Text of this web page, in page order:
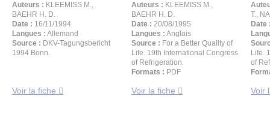
Auteurs : KLEEMISS M.,
BAEHR H. D.
Date : 16/11/1994
Langues : Allemand
Source : DKV-Tagungsbericht
1994 Bonn.
Voir la fiche
Auteurs : KLEEMISS M.,
BAEHR H. D.
Date : 20/08/1995
Langues : Anglais
Source : For a Better Quality of
Life. 19th International Congress
of Refrigeration.
Formats : PDF
Voir la fiche
T.,
Date
Life.
of
Voir